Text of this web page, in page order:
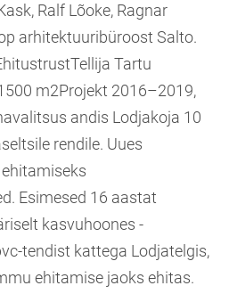
Ralf Lõoke, Ragnar
arhitektuuribüroost Salto.
Tartu
m2Projekt 2016–2019,
andis Lodjakoja 10
rendile. Uues
Esimesed 16 aastat
kasvuhoones -
tendist kattega Lodjatelgis,
ehitamise jaoks ehitas.